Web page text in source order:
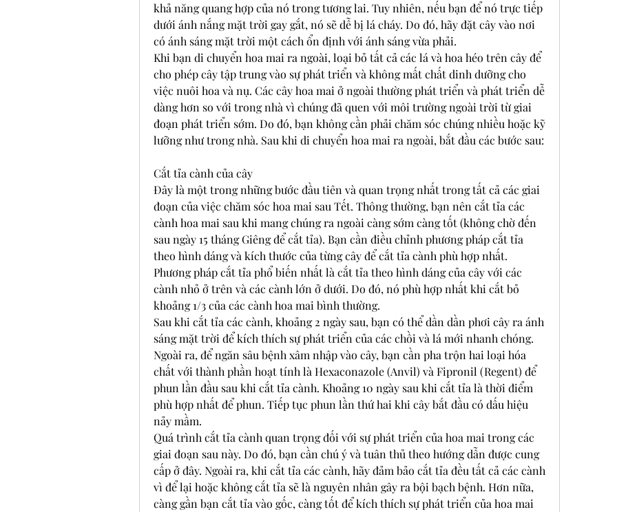
khả năng quang hợp của nó trong tương lai. Tuy nhiên, nếu bạn để nó trực tiếp
dưới ánh nắng mặt trời gay gắt, nó sẽ dễ bị lá cháy. Do đó, hãy đặt cây vào nơi
có ánh sáng mặt trời một cách ổn định với ánh sáng vừa phải.
Khi bạn di chuyển hoa mai ra ngoài, loại bỏ tất cả các lá và hoa héo trên cây để
cho phép cây tập trung vào sự phát triển và không mất chất dinh dưỡng cho
việc nuôi hoa và nụ. Các cây hoa mai ở ngoài thường phát triển và phát triển dễ
dàng hơn so với trong nhà vì chúng đã quen với môi trường ngoài trời từ giai
đoạn phát triển sớm. Do đó, bạn không cần phải chăm sóc chúng nhiều hoặc kỹ
lưỡng như trong nhà. Sau khi di chuyển hoa mai ra ngoài, bắt đầu các bước sau:
Cắt tỉa cành của cây
Đây là một trong những bước đầu tiên và quan trọng nhất trong tất cả các giai
đoạn của việc chăm sóc hoa mai sau Tết. Thông thường, bạn nên cắt tỉa các
cành hoa mai sau khi mang chúng ra ngoài càng sớm càng tốt (không chờ đến
sau ngày 15 tháng Giêng để cắt tỉa). Bạn cần điều chỉnh phương pháp cắt tỉa
theo hình dáng và kích thước của từng cây để cắt tỉa cành phù hợp nhất.
Phương pháp cắt tỉa phổ biến nhất là cắt tỉa theo hình dáng của cây với các
cành nhỏ ở trên và các cành lớn ở dưới. Do đó, nó phù hợp nhất khi cắt bỏ
khoảng 1/3 của các cành hoa mai bình thường.
Sau khi cắt tỉa các cành, khoảng 2 ngày sau, bạn có thể dần dần phơi cây ra ánh
sáng mặt trời để kích thích sự phát triển của các chồi và lá mới nhanh chóng.
Ngoài ra, để ngăn sâu bệnh xâm nhập vào cây, bạn cần pha trộn hai loại hóa
chất với thành phần hoạt tính là Hexaconazole (Anvil) và Fipronil (Regent) để
phun lần đầu sau khi cắt tỉa cành. Khoảng 10 ngày sau khi cắt tỉa là thời điểm
phù hợp nhất để phun. Tiếp tục phun lần thứ hai khi cây bắt đầu có dấu hiệu
nảy mầm.
Quá trình cắt tỉa cành quan trọng đối với sự phát triển của hoa mai trong các
giai đoạn sau này. Do đó, bạn cần chú ý và tuân thủ theo hướng dẫn được cung
cấp ở đây. Ngoài ra, khi cắt tỉa các cành, hãy đảm bảo cắt tỉa đều tất cả các cành
vì để lại hoặc không cắt tỉa sẽ là nguyên nhân gây ra bội bạch bệnh. Hơn nữa,
càng gần bạn cắt tỉa vào gốc, càng tốt để kích thích sự phát triển của hoa mai